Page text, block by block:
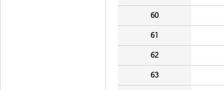
60
61
62
63